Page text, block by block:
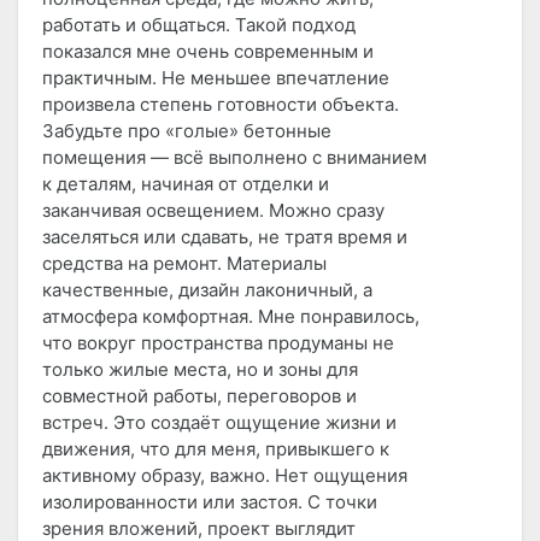
работать и общаться. Такой подход
показался мне очень современным и
практичным. Не меньшее впечатление
произвела степень готовности объекта.
Забудьте про «голые» бетонные
помещения — всё выполнено с вниманием
к деталям, начиная от отделки и
заканчивая освещением. Можно сразу
заселяться или сдавать, не тратя время и
средства на ремонт. Материалы
качественные, дизайн лаконичный, а
атмосфера комфортная. Мне понравилось,
что вокруг пространства продуманы не
только жилые места, но и зоны для
совместной работы, переговоров и
встреч. Это создаёт ощущение жизни и
движения, что для меня, привыкшего к
активному образу, важно. Нет ощущения
изолированности или застоя. С точки
зрения вложений, проект выглядит